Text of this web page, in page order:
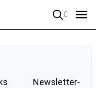
Newsletter-